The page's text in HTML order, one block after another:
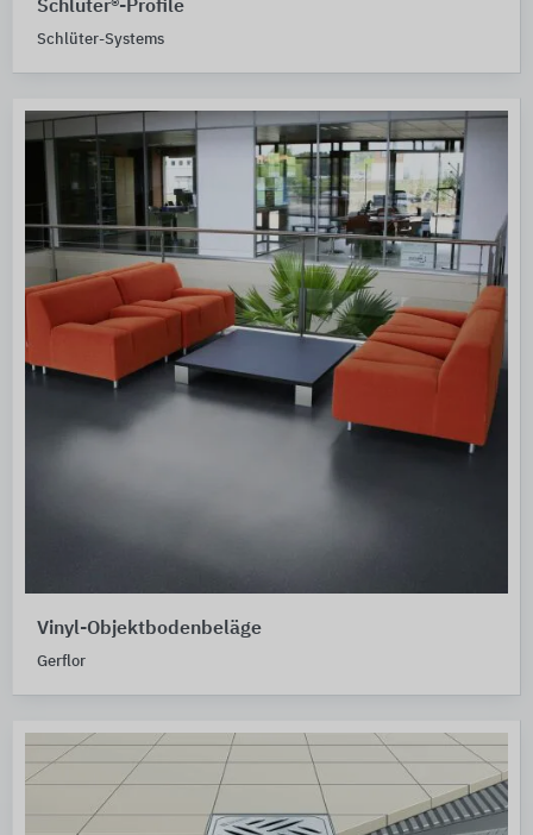
Schlüter®-Profile
Schlüter-Systems
Vinyl-Objektbodenbeläge
Gerflor